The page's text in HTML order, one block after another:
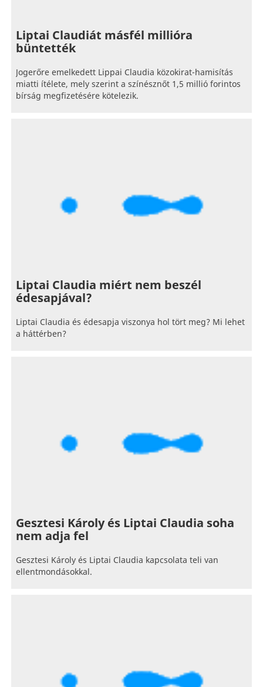
Liptai Claudiát másfél millióra
büntették
Jogerőre emelkedett Lippai Claudia közokirat-hamisítás
miatti ítélete, mely szerint a színésznőt 1,5 millió forintos
bírság megfizetésére kötelezik.
Liptai Claudia miért nem beszél
édesapjával?
Liptai Claudia és édesapja viszonya hol tört meg? Mi lehet
a háttérben?
Gesztesi Károly és Liptai Claudia soha
nem adja fel
Gesztesi Károly és Liptai Claudia kapcsolata teli van
ellentmondásokkal.